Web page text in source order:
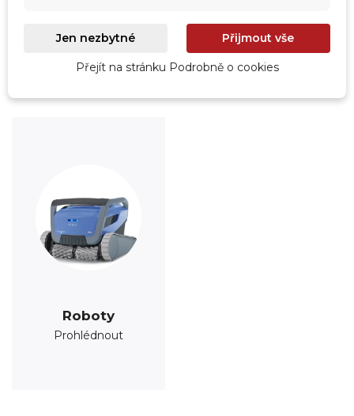
Prohlédnout Prohlédnout
Roboty
Prohlédnout
Jen nezbytné Přijmout vše
Přejít na stránku Podrobně o cookies